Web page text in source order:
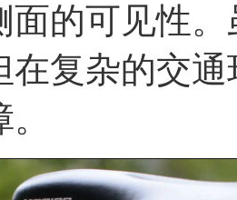
面的可见性
在复杂的交